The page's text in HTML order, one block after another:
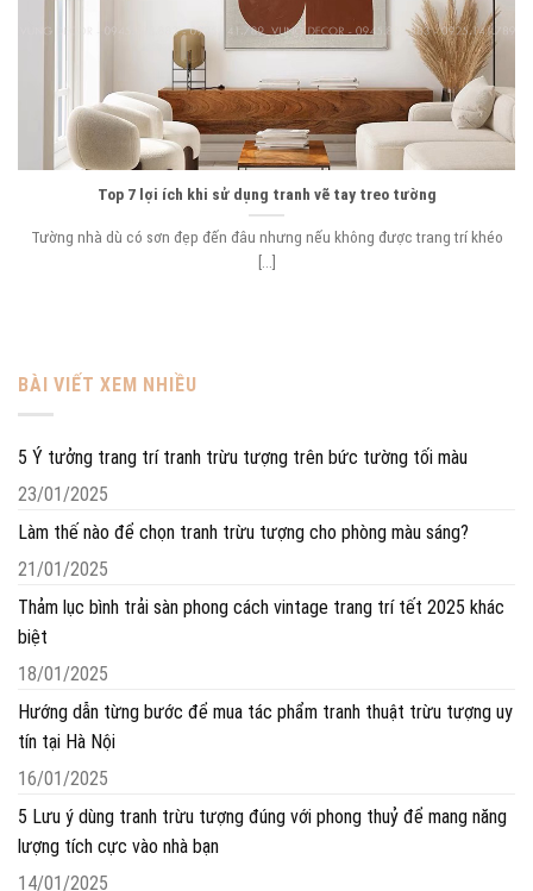
BÀI VIẾT XEM NHIỀU
5 Ý tưởng trang trí tranh trừu tượng trên bức tường tối màu
23/01/2025
Làm thế nào để chọn tranh trừu tượng cho phòng màu sáng?
21/01/2025
Thảm lục bình trải sàn phong cách vintage trang trí tết 2025 khác
biệt
18/01/2025
Hướng dẫn từng bước để mua tác phẩm tranh thuật trừu tượng uy
tín tại Hà Nội
16/01/2025
5 Lưu ý dùng tranh trừu tượng đúng với phong thuỷ để mang năng
lượng tích cực vào nhà bạn
14/01/2025
Top 7 lợi ích khi sử dụng tranh vẽ tay treo tường
Tường nhà dù có sơn đẹp đến đâu nhưng nếu không được trang trí khéo
[...]